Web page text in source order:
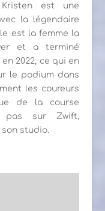
est une
la légendaire
est la femme la
et a terminé
2022, ce qui en
le podium dans
les coureurs
de la course
pas sur Zwift,
studio.